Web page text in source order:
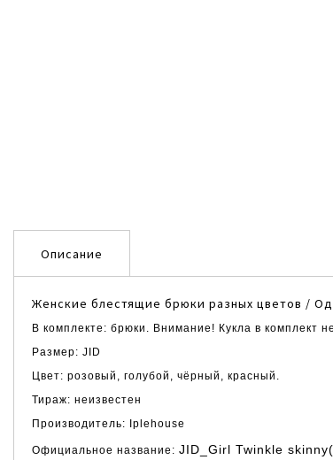
Описание
Женские блестящие брюки разных цветов /
В комплекте: брюки. Внимание! Кукла в комплект
Размер: JID
Цвет: розовый, голубой, чёрный, красный.
Тираж: неизвестен
Производитель: Iplehouse
Официальное название: JID_Girl Twinkle